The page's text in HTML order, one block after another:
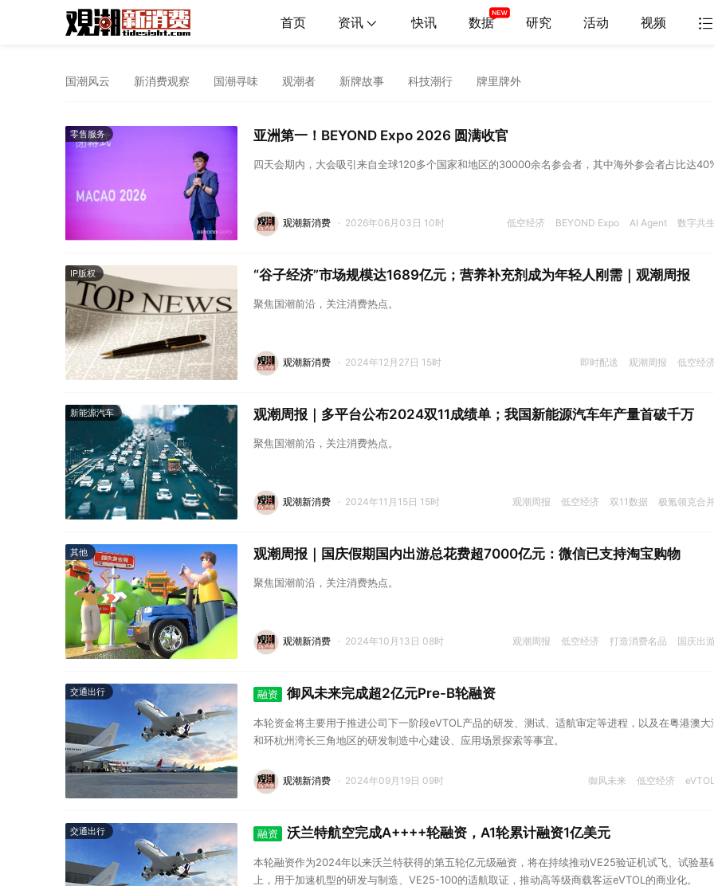
首页 资讯 快讯 数据 研究 活动 视频
国潮风云 新消费观察 国潮寻味 观潮者 新牌故事 科技潮行 牌里牌外
零售服务 亚洲第一！BEYOND Expo 2026 圆满收官
四天会期内，大会吸引来自全球120多个国家和地区的30000余名参会者，其中海外参会者占比达40%
低空经济 BEYOND Expo AI Agent 数字共生
观潮新消费 · 2026年06月03日 10时
IP版权 “谷子经济”市场规模达1689亿元；营养补充剂成为年轻人刚需｜观潮周报
聚焦国潮前沿，关注消费热点。
即时配送 观潮周报 低空经济
观潮新消费 · 2024年12月27日 15时
新能源汽车 观潮周报｜多平台公布2024双11成绩单；我国新能源汽车年产量首破千万
聚焦国潮前沿，关注消费热点。
观潮周报 低空经济 双11数据 极氪领克合
观潮新消费 · 2024年11月15日 15时
其他 观潮周报｜国庆假期国内出游总花费超7000亿元：微信已支持淘宝购物
聚焦国潮前沿，关注消费热点。
观潮周报 低空经济 打造消费名品 国庆出游
观潮新消费 · 2024年10月13日 08时
交通出行 融资 御风未来完成超2亿元Pre-B轮融资
本轮资金将主要用于推进公司下一阶段eVTOL产品的研发、测试、适航审定等进程，以及在粤港澳大
和环杭州湾长三角地区的研发制造中心建设、应用场景探索等事宜。
御风未来 低空经济 eVTOL
观潮新消费 · 2024年09月19日 09时
交通出行 融资 沃兰特航空完成A++++轮融资，A1轮累计融资1亿美元
本轮融资作为2024年以来沃兰特获得的第五轮亿元级融资，将在持续推动VE25验证机试飞、试验基
上，用于加速机型的研发与制造、VE25-100的适航取证，推动高等级商载客运eVTOL的商业化。